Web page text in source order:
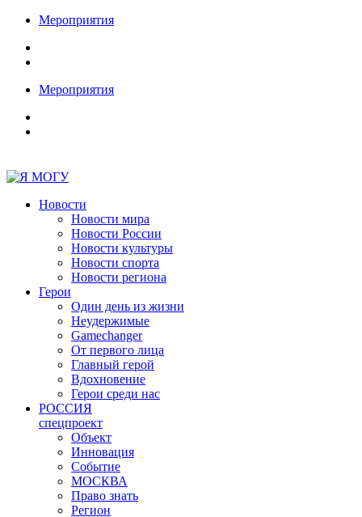
Мероприятия
Мероприятия
Новости
Новости мира
Новости России
Новости культуры
Новости спорта
Новости региона
Герои
Один день из жизни
Неудержимые
Gamechanger
От первого лица
Главный герой
Вдохновение
Герои среди нас
РОССИЯ
спецпроект
Объект
Инновация
Событие
МОСКВА
Право знать
Регион